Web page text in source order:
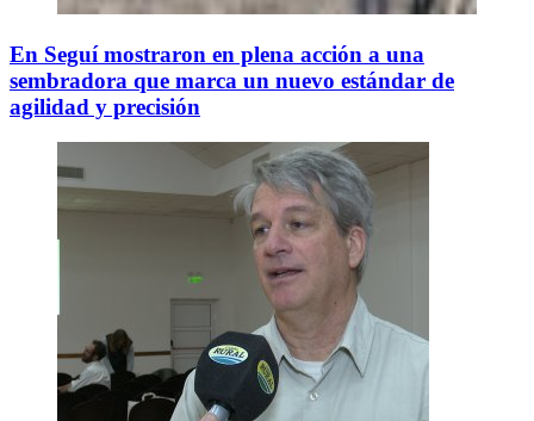
En Seguí mostraron en plena acción a una
sembradora que marca un nuevo estándar de
agilidad y precisión